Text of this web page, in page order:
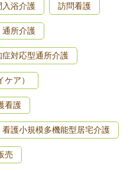
入浴介護 訪問看護
通所介護
症対応型通所介護
ア）
看護
看護小規模多機能型居宅介護
売